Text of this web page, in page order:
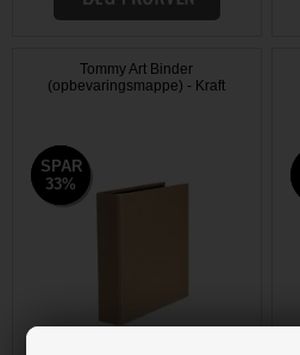
Tommy Art Binder
(opbevaringsmappe) - Kraft
SPAR
33%
SPAR
33%